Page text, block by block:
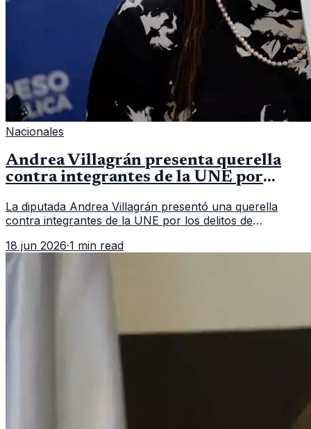
Nacionales
Andrea Villagrán presenta querella
contra integrantes de la UNE por
La diputada Andrea Villagrán presentó una querella
contra integrantes de la UNE por los delitos de
18 jun 2026·1 min read